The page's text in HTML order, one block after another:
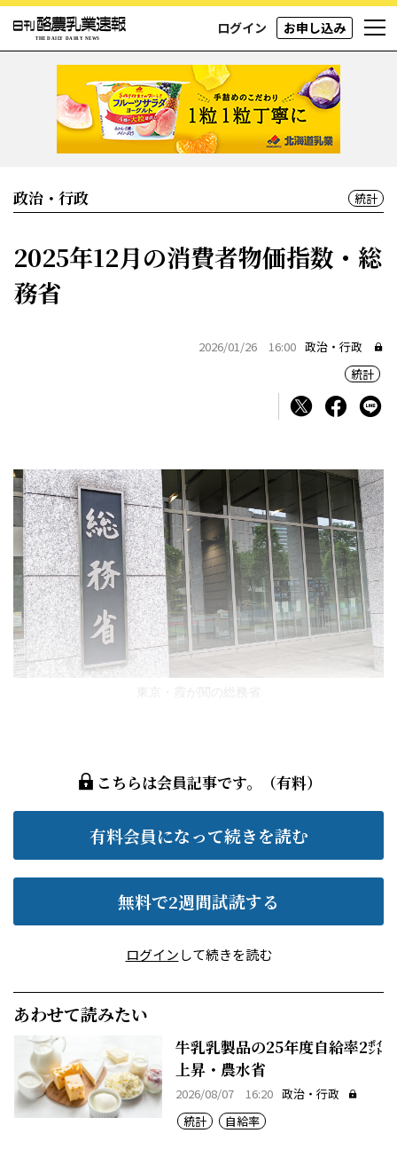
ログイン お申し込み
政治・行政 統計
2025年12月の消費者物価指数・総
務省
2026/01/26 16:00 政治・行政
統計
東京・霞が関の総務省
こちらは会員記事です。（有料）
有料会員になって続きを読む
無料で2週間試読する
ログインして続きを読む
あわせて読みたい
牛乳乳製品の25年度自給率2㌽
上昇・農水省
2026/08/07 16:20 政治・行政
統計
自給率